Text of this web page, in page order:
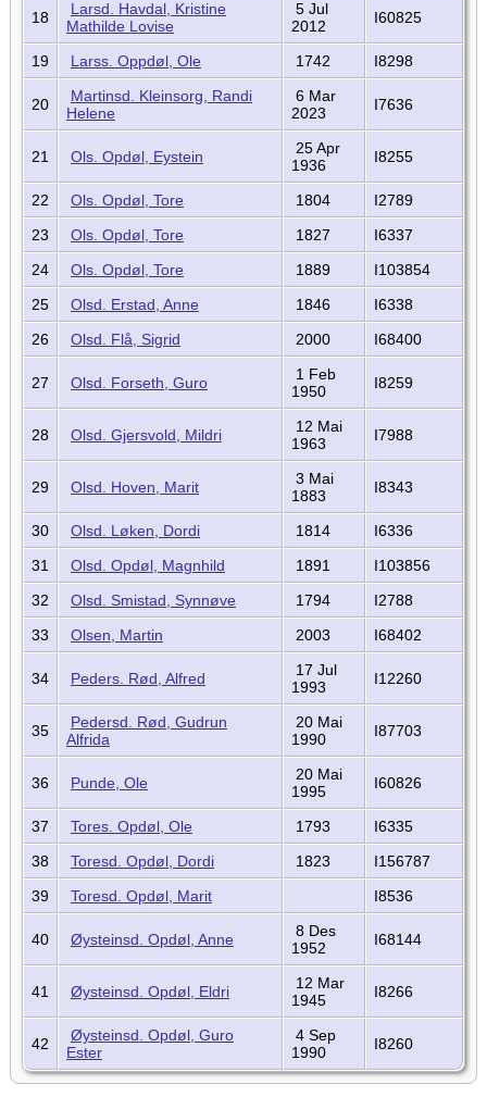
18
Larsd. Havdal, Kristine
Mathilde Lovise
5 Jul
2012
I60825
19 Larss. Oppdøl, Ole 1742 I8298
20
Martinsd. Kleinsorg, Randi
Helene
6 Mar
2023
I7636
21 Ols. Opdøl, Eystein
25 Apr
1936
I8255
22 Ols. Opdøl, Tore 1804
I2789
23
Ols. Opdøl, Tore 1827
I6337
24
Ols. Opdøl, Tore 1889
I103854
25
Olsd. Erstad, Anne 1846
I6338
26
Olsd. Flå, Sigrid 2000 I68400
27 Olsd. Forseth, Guro
1 Feb
1950
I8259
28 Olsd. Gjersvold, Mildri
12 Mai
1963
I7988
29 Olsd. Hoven, Marit
3 Mai
1883
I8343
30 Olsd. Løken, Dordi 1814
I6336
31
Olsd. Opdøl, Magnhild 1891
I103856
32
Olsd. Smistad, Synnøve 1794
I2788
33
Olsen, Martin 2003 I68402
34 Peders. Rød, Alfred
17 Jul
1993
I12260
35
Pedersd. Rød, Gudrun
Alfrida
20 Mai
1990
I87703
36 Punde, Ole
20 Mai
1995
I60826
37 Tores. Opdøl, Ole 1793
I6335
38
Toresd. Opdøl, Dordi 1823
I156787
39
Toresd. Opdøl, Marit I8536
40 Øysteinsd. Opdøl, Anne
8 Des
1952
I68144
41 Øysteinsd. Opdøl, Eldri
12 Mar
1945
I8266
42
Øysteinsd. Opdøl, Guro
Ester
4 Sep
1990
I8260